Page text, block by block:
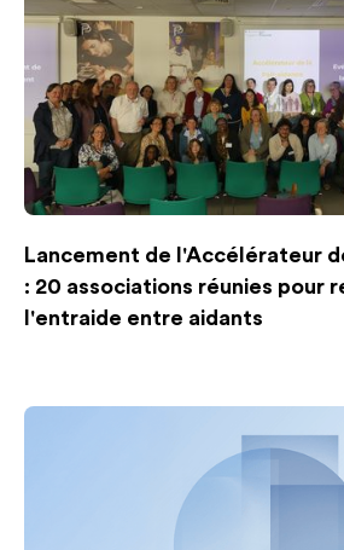
Lancement de l'Accélérateur
: 20 associations réunies pour
l'entraide entre aidants